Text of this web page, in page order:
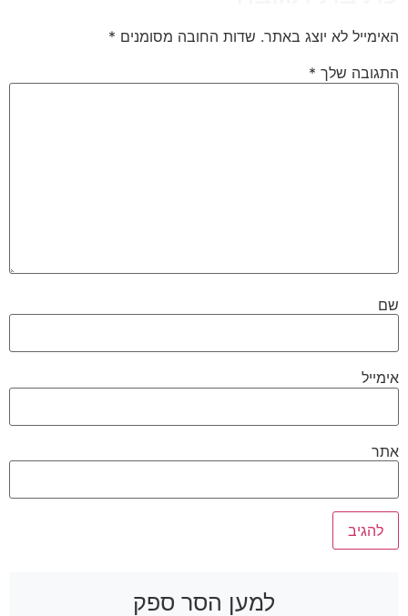
האימייל לא יוצג באתר. שדות החובה מסומנים *
התגובה שלך *
שם
אימייל
אתר
למען הסר ספק